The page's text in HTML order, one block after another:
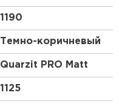
1190
Темно-коричневый
Quarzit PRO Matt
1125